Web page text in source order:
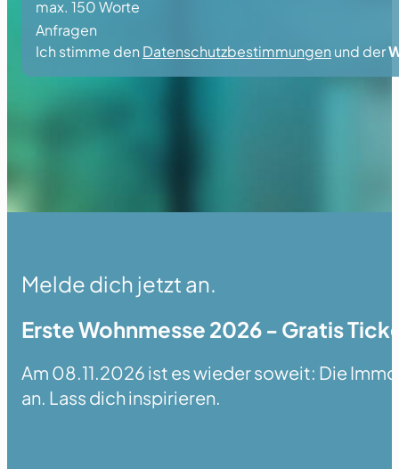
max. 150 Worte
Anfragen
Ich stimme den Datenschutzbestimmungen und der
Melde dich jetzt an.
Erste Wohnmesse 2026 - Gratis
Am 08.11.2026 ist es wieder soweit: Die
an. Lass dich inspirieren.